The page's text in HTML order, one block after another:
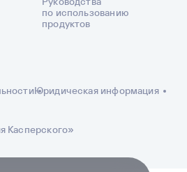
по использованию
продуктов
Касперского»
Юридическая информация